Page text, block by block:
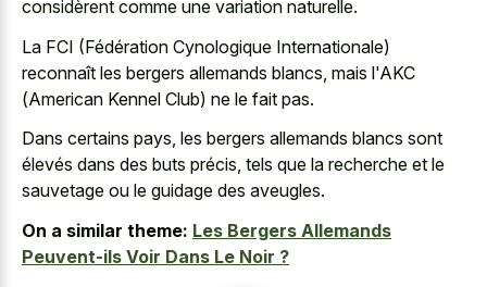
considèrent comme une variation naturelle.
La FCI (Fédération Cynologique Internationale)
reconnaît les bergers allemands blancs, mais l'AKC
(American Kennel Club) ne le fait pas.
Dans certains pays, les bergers allemands blancs sont
élevés dans des buts précis, tels que la recherche et le
sauvetage ou le guidage des aveugles.
On a similar theme: Les Bergers Allemands
Peuvent-ils Voir Dans Le Noir ?